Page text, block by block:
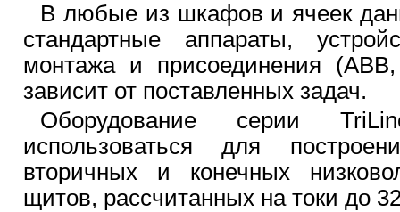
В любые из шкафов и ячеек
стандартные аппараты,
монтажа и присоединения
зависит от поставленных задач.
Оборудование серии
использоваться для
вторичных и конечных
щитов, рассчитанных на токи до